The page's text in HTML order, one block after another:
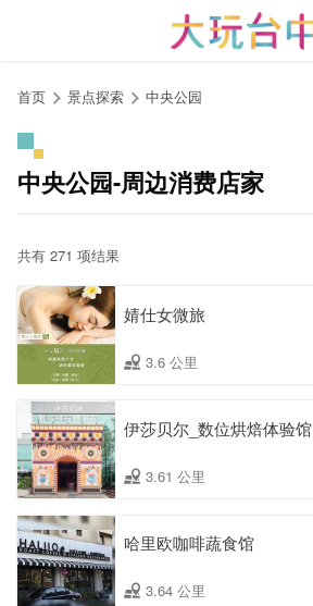
首页 景点探索 中央公园
中央公园-周边消费店家
共有 271 项结果
婧仕女微旅
3.6 公里
伊莎贝尔_数位烘焙体验馆
3.61 公里
哈里欧咖啡蔬食馆
3.64 公里